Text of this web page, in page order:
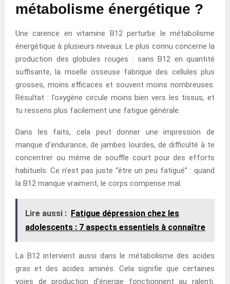
métabolisme énergétique ?
Une carence en vitamine B12 perturbe le métabolisme
énergétique à plusieurs niveaux. Le plus connu concerne la
production des globules rouges : sans B12 en quantité
suffisante, la moelle osseuse fabrique des cellules plus
grosses, moins efficaces et souvent moins nombreuses.
Résultat : l’oxygène circule moins bien vers les tissus, et
tu ressens plus facilement une fatigue générale.
Dans les faits, cela peut donner une impression de
manque d’endurance, de jambes lourdes, de difficulté à te
concentrer ou même de souffle court pour des efforts
habituels. Ce n’est pas juste “être un peu fatigué” : quand
la B12 manque vraiment, le corps compense mal.
Lire aussi : Fatigue dépression chez les
adolescents : 7 aspects essentiels à connaître
La B12 intervient aussi dans le métabolisme des acides
gras et des acides aminés. Cela signifie que certaines
voies de production d’énergie fonctionnent au ralenti.